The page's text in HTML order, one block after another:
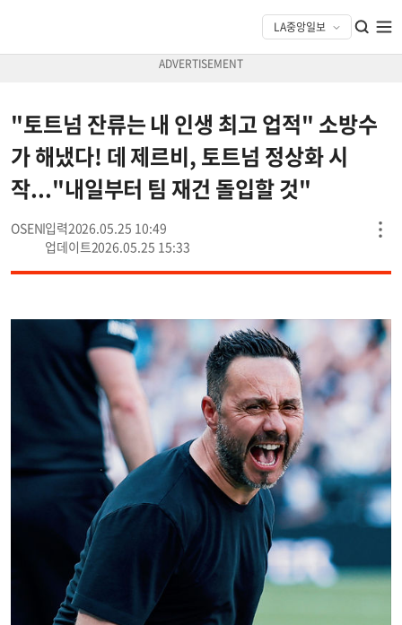
"토트넘 잔류는 내 인생 최고 업적" 소방수
가 해냈다! 데 제르비, 토트넘 정상화 시
작..."내일부터 팀 재건 돌입할 것"
OSEN
2026.05.25 10:49
2026.05.25 15:33